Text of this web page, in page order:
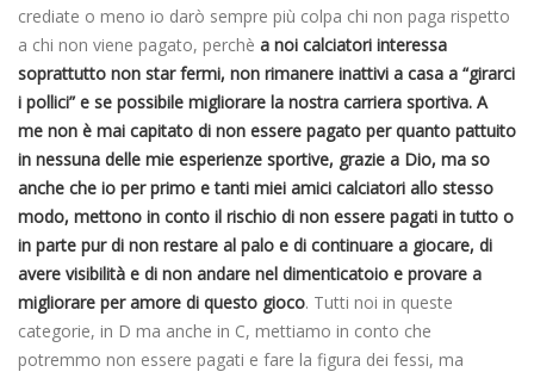
crediate o meno io darò sempre più colpa chi non paga rispetto
a chi non viene pagato, perchè a noi calciatori interessa
soprattutto non star fermi, non rimanere inattivi a casa a “girarci
i pollici” e se possibile migliorare la nostra carriera sportiva. A
me non è mai capitato di non essere pagato per quanto pattuito
in nessuna delle mie esperienze sportive, grazie a Dio, ma so
anche che io per primo e tanti miei amici calciatori allo stesso
modo, mettono in conto il rischio di non essere pagati in tutto o
in parte pur di non restare al palo e di continuare a giocare, di
avere visibilità e di non andare nel dimenticatoio e provare a
migliorare per amore di questo gioco. Tutti noi in queste
categorie, in D ma anche in C, mettiamo in conto che
potremmo non essere pagati e fare la figura dei fessi, ma